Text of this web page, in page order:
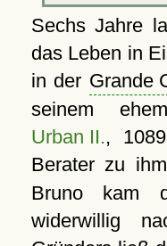
Sechs Jahre
das Leben in
in der Grande
seinem
Urban II.,
Berater zu
Bruno kam
widerwillig